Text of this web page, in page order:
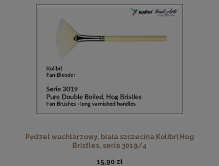
Pędzel wachlarzowy, biała szczecina Kolibri Hog
Bristles, seria 3019/4
15,90 zł